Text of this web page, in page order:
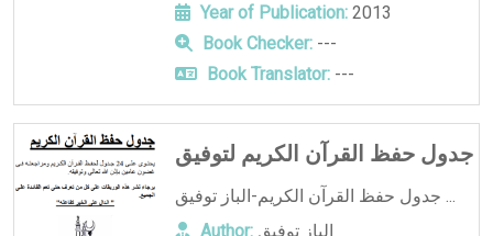
Year of Publication:2013
Book Checker:---
Book Translator:---
جدول حفظ القرآن الكريم لتوفيق
جدول حفظ القرآن الكريم-الباز توفيق ...
Author: الباز توفيق